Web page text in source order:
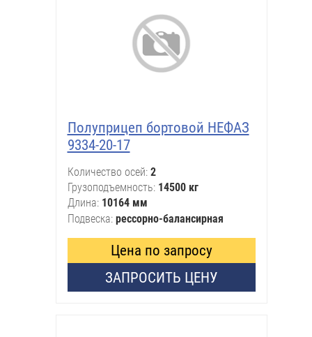
Полуприцеп бортовой НЕФАЗ
9334-20-17
Количество осей 2
Грузоподъемность 14500 кг
Длина 10164 мм
Подвеска рессорно-балансирная
Цена по запросу
ЗАПРОСИТЬ ЦЕНУ